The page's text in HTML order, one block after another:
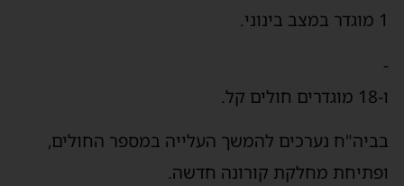
1 מוגדר במצב בינוני.
-
ו-18 מוגדרים חולים קל.
בביה"ח נערכים להמשך העלייה במספר החולים,
ופתיחת מחלקת קורונה חדשה.